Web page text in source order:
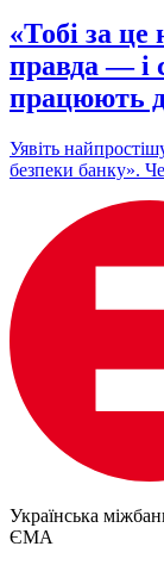
«Тобі за
правда — і
працюють
Уявіть
безпеки банку».
Українська
ЄМА